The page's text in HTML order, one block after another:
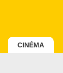
CINÉMA